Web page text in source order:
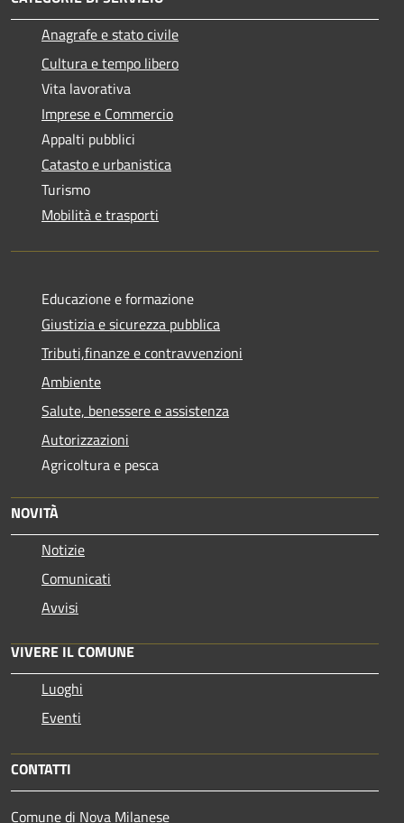
Anagrafe e stato civile
Cultura e tempo libero
Vita lavorativa
Imprese e Commercio
Appalti pubblici
Catasto e urbanistica
Turismo
Mobilità e trasporti
Educazione e formazione
Giustizia e sicurezza pubblica
Tributi,finanze e contravvenzioni
Ambiente
Salute, benessere e assistenza
Autorizzazioni
Agricoltura e pesca
NOVITÀ
Notizie
Comunicati
Avvisi
VIVERE IL COMUNE
Luoghi
Eventi
CONTATTI
Comune di Nova Milanese